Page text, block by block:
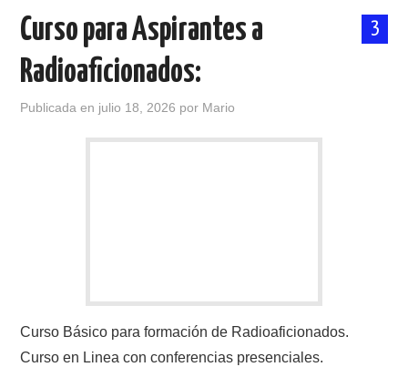
3
Curso para Aspirantes a
Radioaficionados:
Publicada en julio 18, 2026 por Mario
Curso Básico para formación de Radioaficionados.
Curso en Linea con conferencias presenciales.